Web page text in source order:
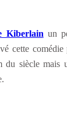
Kiberlainun
cette
du siècle mais